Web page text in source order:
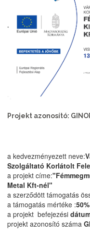
Projekt azonosító:
a kedvezményezett neve:
Szolgáltató Korlátolt
a projekt címe:
Metal Kft-nél"
a szerződött támogatás
a támogatás mértéke :50%
a projekt befejezési
projekt azonosító száma